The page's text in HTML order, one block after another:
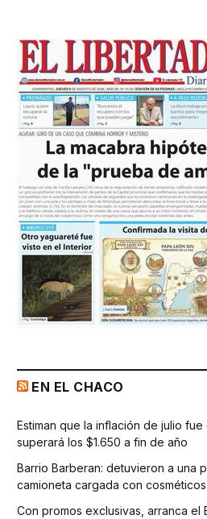
EN EL CHACO
Estiman que la inflación de julio
superará los $1.650 a fin de año
Barrio Barberan: detuvieron a una
camioneta cargada con cosméticos
Con promos exclusivas, arranca el